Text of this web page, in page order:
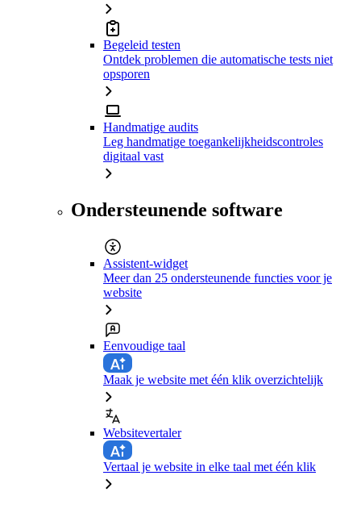
Begeleid testen
Ontdek problemen die automatische tests niet
opsporen
Handmatige audits
Leg handmatige toegankelijkheidscontroles
digitaal vast
Ondersteunende software
Assistent-widget
Meer dan 25 ondersteunende functies voor je
website
Eenvoudige taal
Maak je website met één klik overzichtelijk
Websitevertaler
Vertaal je website in elke taal met één klik